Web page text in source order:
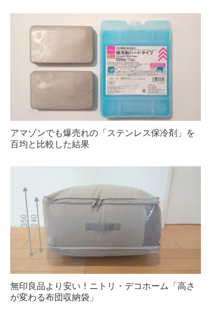
アマゾンでも爆売れの「ステンレス保冷剤」を
百均と比較した結果
無印良品より安い！ニトリ・デコホーム「高さ
が変わる布団収納袋」